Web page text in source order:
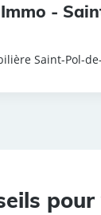
-
Saint-Pol-